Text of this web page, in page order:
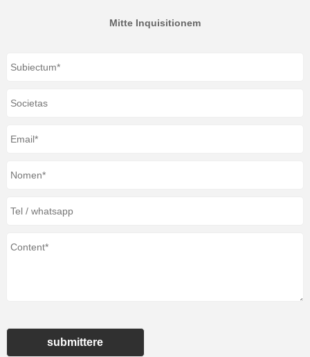
Mitte Inquisitionem
submittere